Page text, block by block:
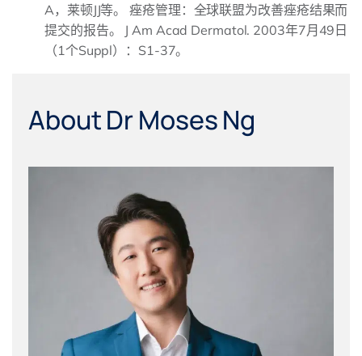
A，莱顿JJ等。 痤疮管理：全球联盟为改善痤疮结果而
提交的报告。 J Am Acad Dermatol. 2003年7月49日
（1个Suppl）：S1-37。
About Dr Moses Ng